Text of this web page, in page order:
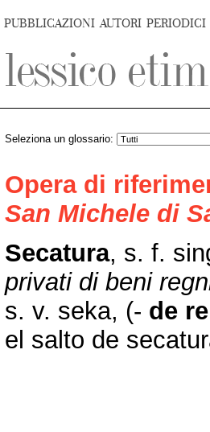
PUBBLICAZIONI AUTORI PERIODICI
Seleziona un glossario:
Opera di
San Michele di
Secatura, s. f.
privati di beni
s. v. seka, (- de
el salto de